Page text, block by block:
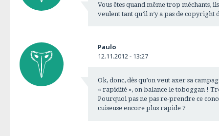
Vous êtes quand même trop méchants,
veulent tant qu’il n’y a pas de copyright
Paulo
12.11.2012 - 13:27
Ok, donc, dès qu’on veut axer sa
« rapidité », on balance le toboggan !
Pourquoi pas ne pas re-prendre ce
cuiseuse encore plus rapide ?